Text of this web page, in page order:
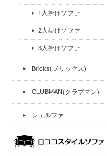
1人掛けソファ
2人掛けソファ
3人掛けソファ
Bricks(ブリックス)
CLUBMAN(クラブマン)
シェルファ